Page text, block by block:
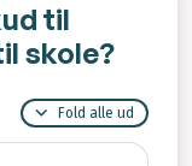
til
skole?
Fold alle ud